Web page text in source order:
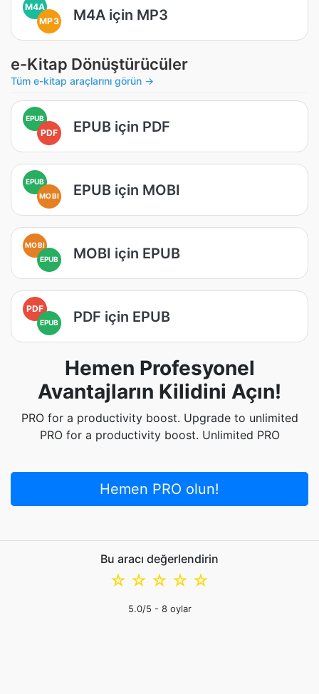
M4A
MP3
M4A için MP3
e-Kitap Dönüştürücüler
Tüm e-kitap araçlarını görün →
EPUB
PDF EPUB için PDF
EPUB
MOBI
EPUB için MOBI
MOBI
EPUB
MOBI için EPUB
PDF
EPUB PDF için EPUB
Hemen Profesyonel
Avantajların Kilidini Açın!
PRO for a productivity boost. Upgrade to unlimited
PRO for a productivity boost. Unlimited PRO
Hemen PRO olun!
Bu aracı değerlendirin
☆
☆
☆
☆
☆
5.0/5 - 8oylar